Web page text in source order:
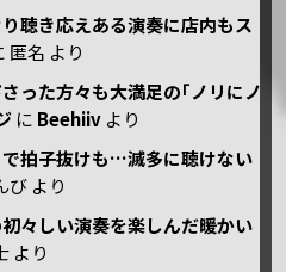
聴き応えある演奏に店内もス
匿名 より
った方々も大満足の｢ノリにノ
に Beehiiv より
拍子抜けも…滅多に聴けない
び より
々しい演奏を楽しんだ暖かい
より